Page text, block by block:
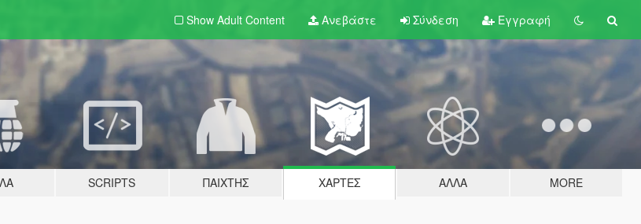
Show Adult Content Ανεβάστε Σύνδεση Εγγραφή
SCRIPTS ΠΑΊΧΤΗΣ ΧΆΡΤΕΣ ΆΛΛΑ MORE